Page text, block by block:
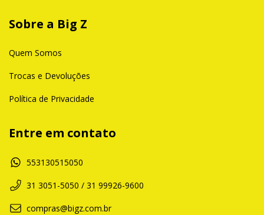
Sobre a Big Z
Quem Somos
Trocas e Devoluções
Política de Privacidade
Entre em contato
553130515050
31 3051-5050 / 31 99926-9600
compras@bigz.com.br